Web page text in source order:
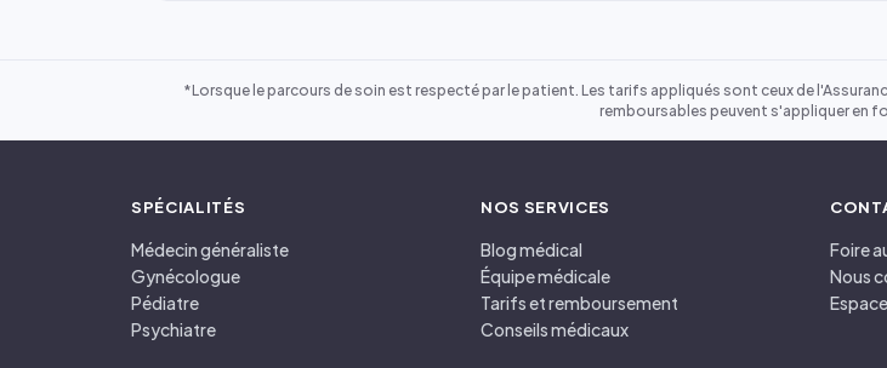
*Lorsque le parcours de soin est respecté par le patient. Les tarifs appliqués sont ceux de
remboursables peuvent s'appliquer en
SPÉCIALITÉS
Médecin généraliste
Gynécologue
Pédiatre
Psychiatre
NOS SERVICES
Blog médical
Équipe médicale
Tarifs et remboursement
Conseils médicaux
Foire
Nous